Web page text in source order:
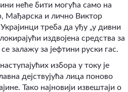
неће бити могућа само на
Мађарска и лично Виктор
треба да уђу „у дивни
издвојена средства за
залажу за јефтини руски гас.
избора у току је
дејствујућа лица поново
Тако најновији извештаји о